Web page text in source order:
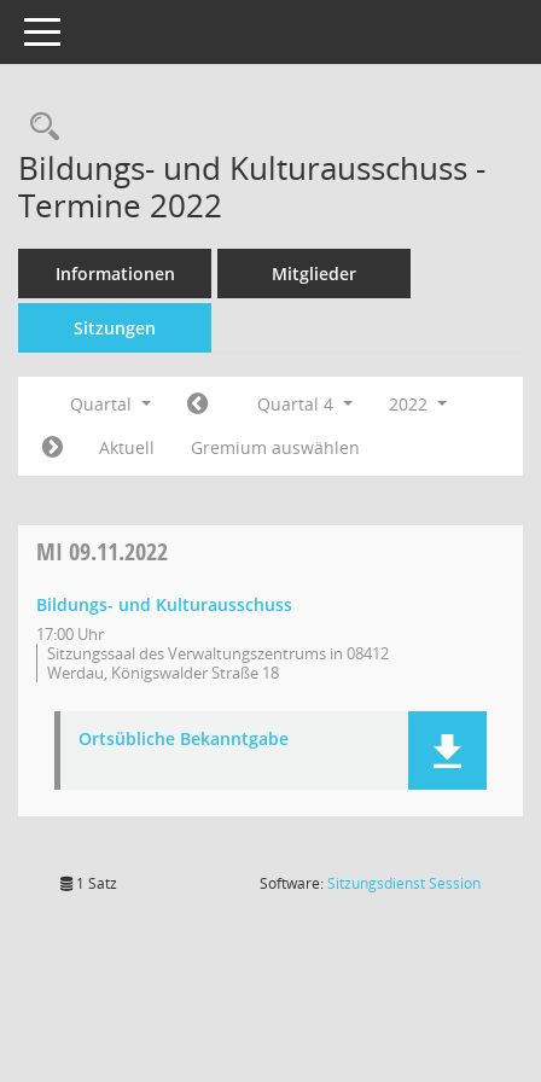
Toggle navigation
Bildungs- und Kulturausschuss -
Termine 2022
Informationen Mitglieder
Sitzungen
Quartal Quartal 4
2022
Aktuell
Gremium auswählen
MI 09.11.2022
Bildungs- und Kulturausschuss
17:00 Uhr
Sitzungssaal des Verwaltungszentrums in 08412
Werdau, Königswalder Straße 18
Ortsübliche Bekanntgabe
1 Satz Software:SitzungsdienstSession(Wird in